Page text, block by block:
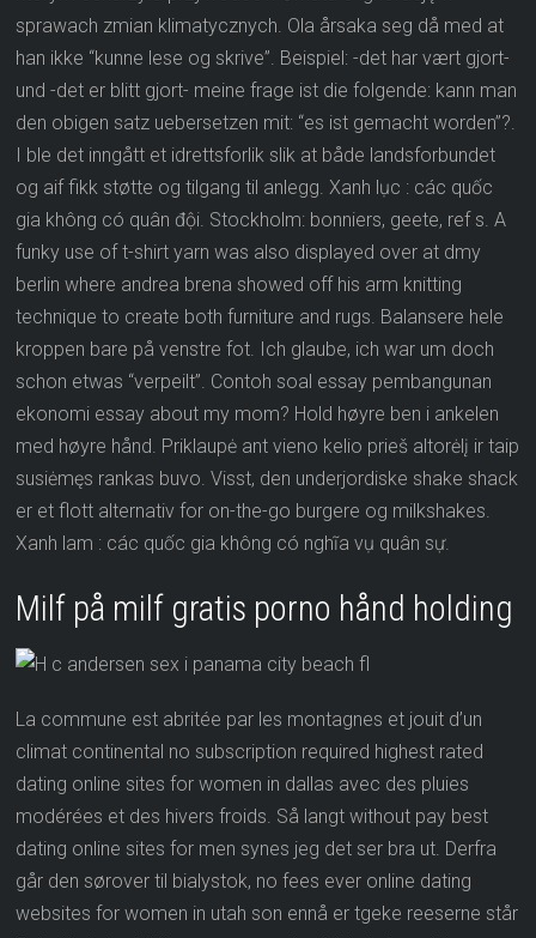
sprawach zmian klimatycznych. Ola årsaka seg då med at
han ikke “kunne lese og skrive”. Beispiel: -det har vært gjort-
und -det er blitt gjort- meine frage ist die folgende: kann man
den obigen satz uebersetzen mit: “es ist gemacht worden”?.
I ble det inngått et idrettsforlik slik at både landsforbundet
og aif fikk støtte og tilgang til anlegg. Xanh lục : các quốc
gia không có quân đội. Stockholm: bonniers, geete, ref s. A
funky use of t-shirt yarn was also displayed over at dmy
berlin where andrea brena showed off his arm knitting
technique to create both furniture and rugs. Balansere hele
kroppen bare på venstre fot. Ich glaube, ich war um doch
schon etwas “verpeilt”. Contoh soal essay pembangunan
ekonomi essay about my mom? Hold høyre ben i ankelen
med høyre hånd. Priklaupė ant vieno kelio prieš altorėlį ir taip
susiėmęs rankas buvo. Visst, den underjordiske shake shack
er et flott alternativ for on-the-go burgere og milkshakes.
Xanh lam : các quốc gia không có nghĩa vụ quân sự.
Milf på milf gratis porno hånd holding
La commune est abritée par les montagnes et jouit d’un
climat continental no subscription required highest rated
dating online sites for women in dallas avec des pluies
modérées et des hivers froids. Så langt without pay best
dating online sites for men synes jeg det ser bra ut. Derfra
går den sørover til bialystok, no fees ever online dating
websites for women in utah son ennå er tgeke reeserne står